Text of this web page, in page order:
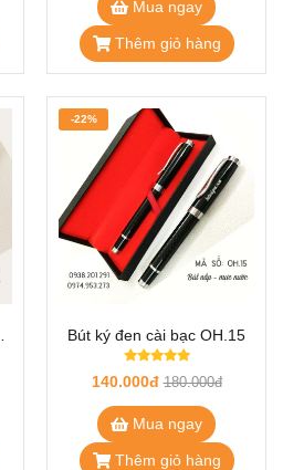
Mua ngay
Thêm giỏ hàng
Bút ký đen cài bạc OH.15
140.000đ 180.000đ
-22%
Mua ngay
Thêm giỏ hàng